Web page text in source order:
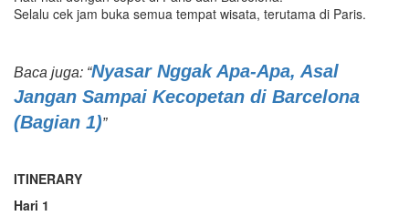
Selalu cek jam buka semua tempat wisata, terutama di Paris.
Baca juga: “Nyasar Nggak Apa-Apa, Asal
Jangan Sampai Kecopetan di Barcelona
(Bagian 1)”
ITINERARY
Hari 1